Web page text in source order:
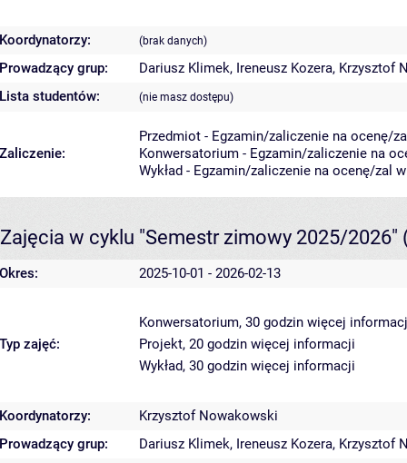
Koordynatorzy: (brak danych)
Prowadzący grup: Dariusz Klimek, Ireneusz Kozera, Krzysztof
Lista studentów:
(nie masz dostępu)
Zaliczenie:
Przedmiot - Egzamin/zaliczenie na ocenę/
Konwersatorium - Egzamin/zaliczenie na
Wykład - Egzamin/zaliczenie na ocenę/zal
Zajęcia w cyklu "Semestr zimowy 2025/2026"
Okres: 2025-10-01 - 2026-02-13
Typ zajęć:
Konwersatorium, 30 godzin więcej
Projekt, 20 godzin więcej informacji
Wykład, 30 godzin więcej informacji
Koordynatorzy:
Krzysztof Nowakowski
Prowadzący grup:
Dariusz Klimek, Ireneusz Kozera, Krzysztof